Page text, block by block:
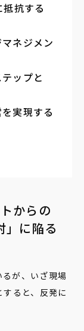
抗する
ネジメン
ップと
実現する
からの
」に陥る
るが、いざ現場
ると、反発に